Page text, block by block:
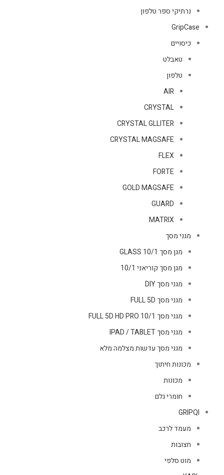
נרתיקי ספר טלפון
GripCase
כיסויים
טאבלט
טלפון
AIR
CRYSTAL
CRYSTAL GLLITER
CRYSTAL MAGSAFE
FLEX
FORTE
GOLD MAGSAFE
GUARD
MATRIX
מגני מסך
מגן מסך GLASS 10/1
מגן מסך קוריאני 10/1
מגני מסך DIY
מגני מסך FULL 5D
מגני מסך FULL 5D HD PRO 10/1
מגני מסך IPAD / TABLET
מגני מסך עדשות מצלמה מלא
מכונות חיתוך
מכונות
חומרי גלם
GRIPQI
מעמד לרכב
חצובות
מוט סלפי